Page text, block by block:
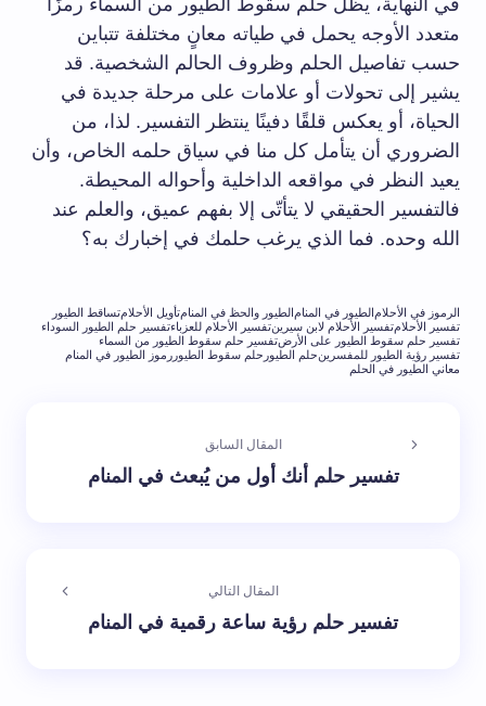
في النهاية، يظل حلم سقوط الطيور من السماء رمزًا
متعدد الأوجه يحمل في طياته معانٍ مختلفة تتباين
حسب تفاصيل الحلم وظروف الحالم الشخصية. قد
يشير إلى تحولات أو علامات على مرحلة جديدة في
الحياة، أو يعكس قلقًا دفينًا ينتظر التفسير. لذا، من
الضروري أن يتأمل كل منا في سياق حلمه الخاص، وأن
يعيد النظر في مواقعه الداخلية وأحواله المحيطة.
فالتفسير الحقيقي لا يتأتّى إلا بفهم عميق، والعلم عند
الله وحده. فما الذي يرغب حلمك في إخبارك به؟
الرموز في الأحلامالطيور في المنامالطيور والحظ في المنامتأويل الأحلامتساقط الطيور
تفسير الأحلامتفسير الأحلام لابن سيرينتفسير الأحلام للعزباءتفسير حلم الطيور السوداء
تفسير حلم سقوط الطيور على الأرضتفسير حلم سقوط الطيور من السماء
تفسير رؤية الطيور للمفسرينحلم الطيور حلم سقوط الطيور رموز الطيور في المنام
معاني الطيور في الحلم
المقال السابق
تفسير حلم أنك أول من يُبعث في المنام
المقال التالي
تفسير حلم رؤية ساعة رقمية في المنام